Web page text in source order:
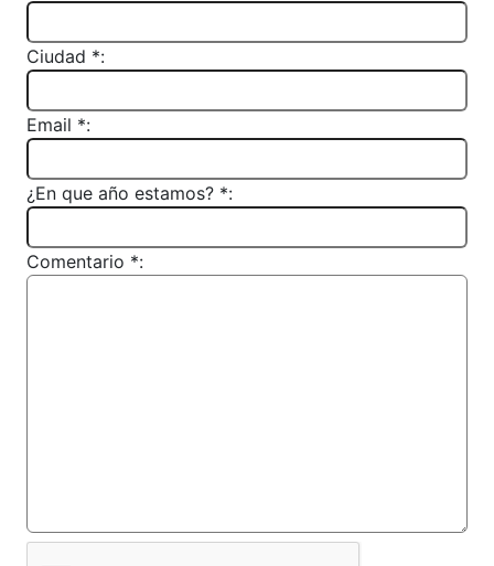
Ciudad *:
Email *:
¿En que año estamos? *:
Comentario *: